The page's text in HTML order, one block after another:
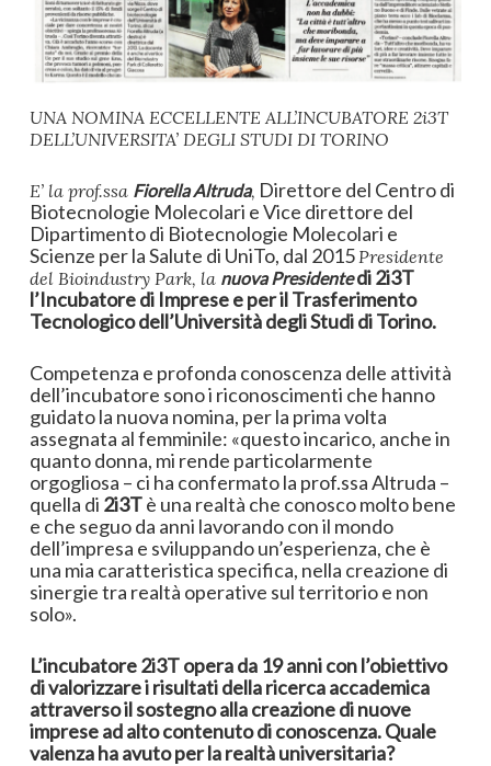
UNA NOMINA ECCELLENTE ALL’INCUBATORE 2i3T
DELL’UNIVERSITA’ DEGLI STUDI DI TORINO
E’ la prof.ssa Fiorella Altruda, Direttore del Centro di
Biotecnologie Molecolari e Vice direttore del
Dipartimento di Biotecnologie Molecolari e
Scienze per la Salute di UniTo, dal 2015 Presidente
del Bioindustry Park, la nuova Presidentedi 2i3T
l’Incubatore di Imprese e per il Trasferimento
Tecnologico dell’Università degli Studi di Torino.
Competenza e profonda conoscenza delle attività
dell’incubatore sono i riconoscimenti che hanno
guidato la nuova nomina, per la prima volta
assegnata al femminile: «questo incarico, anche in
quanto donna, mi rende particolarmente
orgogliosa – ci ha confermato la prof.ssa Altruda –
quella di 2i3Tè una realtà che conosco molto bene
e che seguo da anni lavorando con il mondo
dell’impresa e sviluppando un’esperienza, che è
una mia caratteristica specifica, nella creazione di
sinergie tra realtà operative sul territorio e non
solo».
L’incubatore 2i3T opera da 19 anni con l’obiettivo
di valorizzare i risultati della ricerca accademica
attraverso il sostegno alla creazione di nuove
imprese ad alto contenuto di conoscenza. Quale
valenza ha avuto per la realtà universitaria?